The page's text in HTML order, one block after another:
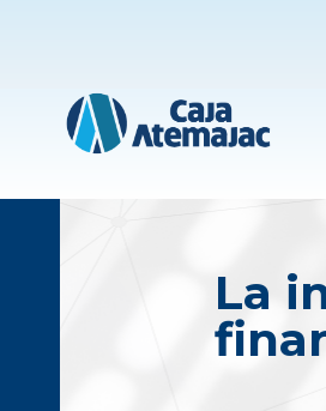
La